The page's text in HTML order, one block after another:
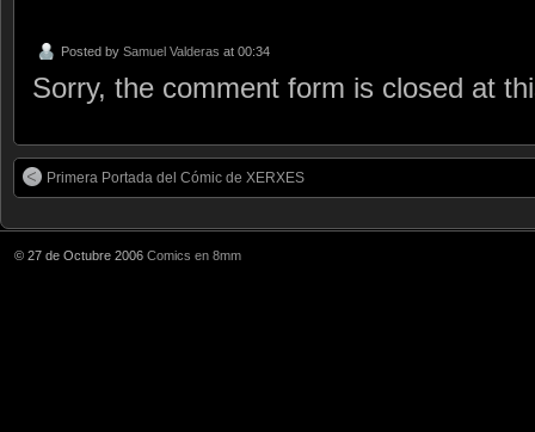
Posted by Samuel Valderas at 00:34
Sorry, the comment form is closed at
Primera Portada del Cómic de XERXES
© 27 de Octubre 2006 Comics en 8mm